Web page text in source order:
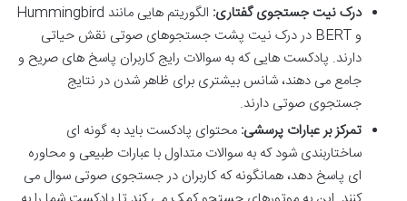
درک نیت جستجوی گفتاری:
الگوریتم هایی مانند Hummingbird
و BERT در درک نیت پشت جستجوهای صوتی نقش حیاتی
دارند. پادکست هایی که به سوالات رایج کاربران پاسخ های صریح و
جامع می دهند، شانس بیشتری برای ظاهر شدن در نتایج
جستجوی صوتی دارند.
تمرکز بر عبارات پرسشی: محتوای پادکست باید به گونه ای
ساختاربندی شود که به سوالات متداول با عبارات طبیعی و محاوره
ای پاسخ دهد، همانگونه که کاربران در جستجوی صوتی سوال می